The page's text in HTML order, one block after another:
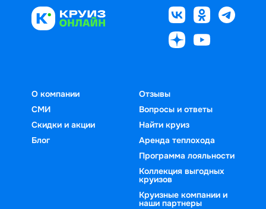
О компании
СМИ
Скидки и акции
Блог
Отзывы
Вопросы и ответы
Найти круиз
Аренда теплохода
Программа лояльности
Коллекция выгодных
круизов
Круизные компании и
наши партнеры